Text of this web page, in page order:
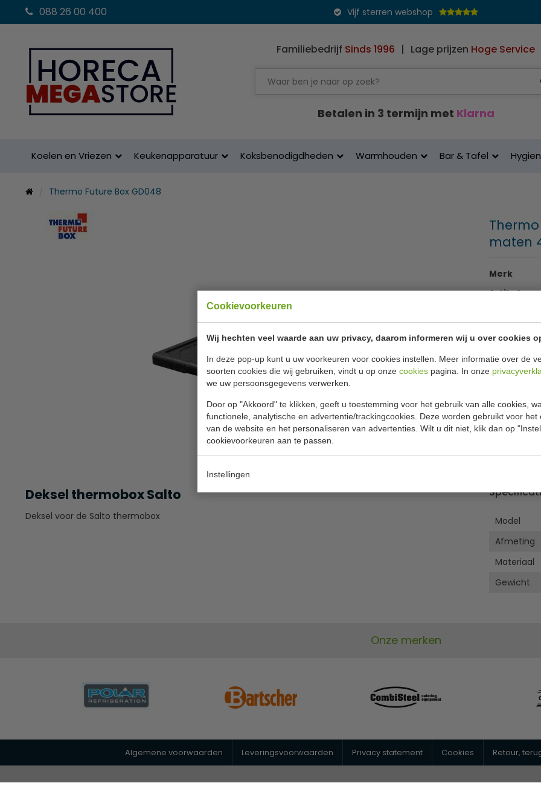
Cookievoorkeuren
Wij hechten veel waarde aan uw privacy, daarom informeren wij u over cookies
In deze pop-up kunt u uw voorkeuren voor cookies instellen. Meer informatie over de
soorten cookies die wij gebruiken, vindt u op onze cookies pagina. In onze
we uw persoonsgegevens verwerken.
Door op "Akkoord" te klikken, geeft u toestemming voor het gebruik van alle cookies,
functionele, analytische en advertentie/trackingcookies. Deze worden gebruikt voor het
van de website en het personaliseren van advertenties. Wilt u dit niet, klik dan op
cookievoorkeuren aan te passen.
Instellingen
088 26 00 400 Vijf sterren webshop
Familiebedrijf Sinds 1996 | Lage prijzen Hoge Service
Betalen in 3 termijn met Klarna
Koelen en Vriezen Keukenapparatuur Koksbenodigdheden Warmhouden Bar & Tafel
Thermo Future Box GD048
maten
Merk
€ 25,49 |
€29,04
Of
Deksel thermobox Salto
Deksel voor de Salto thermobox Model
Afmeting
Materiaal
Gewicht
Onze merken
Algemene voorwaarden Leveringsvoorwaarden Privacy statement Cookies Retour,